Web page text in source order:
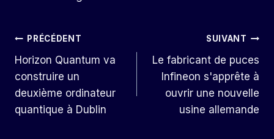
Navigation
De
L’article
PRÉCÉDENT
Horizon Quantum va
construire un
deuxième ordinateur
quantique à Dublin
SUIVANT
Le fabricant de puces
Infineon s'apprête à
ouvrir une nouvelle
usine allemande